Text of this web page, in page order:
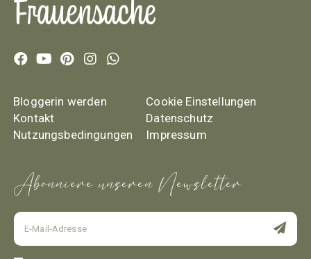
Bloggerin werden
Kontakt
Nutzungsbedingungen
Cookie Einstellungen
Datenschutz
Impressum
Abonniere unseren Newsletter